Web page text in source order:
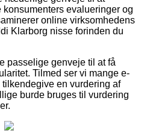
evalueringer og
online virksomhedens
Klarborg nisse forinden du
passelige genveje til at få
Tilmed ser vi mange e-
en vurdering af
burde bruges til vurdering